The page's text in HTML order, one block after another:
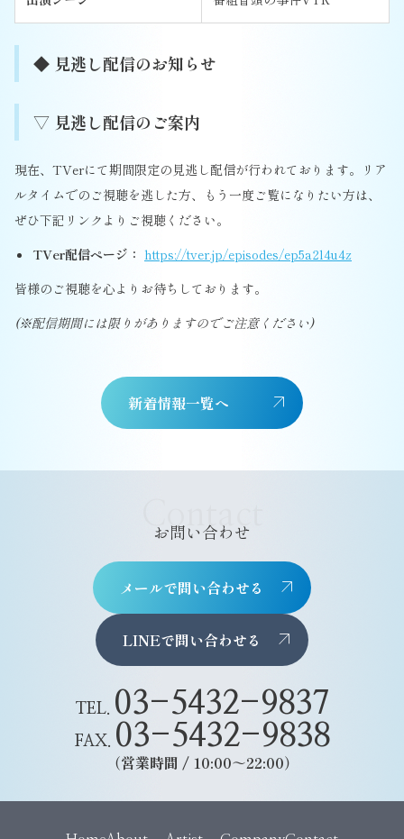
◆ 見逃し配信のお知らせ
▽ 見逃し配信のご案内
現在、TVerにて期間限定の見逃し配信が行われております。リア
ルタイムでのご視聴を逃した方、もう一度ご覧になりたい方は、
ぜひ下記リンクよりご視聴ください。
TVer配信ページ： https://tver.jp/episodes/ep5a2l4u4z
皆様のご視聴を心よりお待ちしております。
(※配信期間には限りがありますのでご注意ください)
新着情報一覧へ
Contact
お問い合わせ
メールで問い合わせる
LINEで問い合わせる
TEL. 03-5432-9837
FAX. 03-5432-9838
（営業時間 / 10:00～22:00）